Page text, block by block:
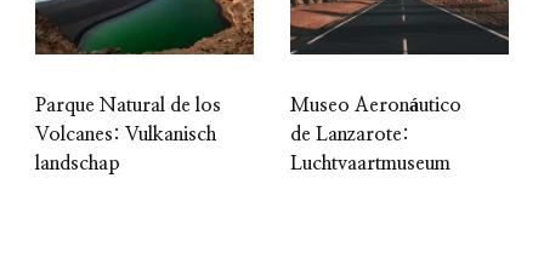
Parque Natural de los
Volcanes: Vulkanisch
landschap
Museo Aeronáutico
de Lanzarote:
Luchtvaartmuseum